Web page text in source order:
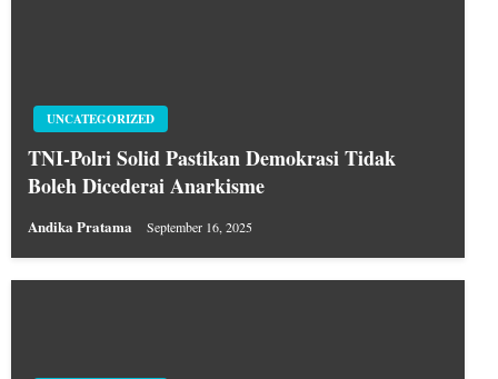
UNCATEGORIZED
TNI-Polri Solid Pastikan Demokrasi Tidak
Boleh Dicederai Anarkisme
Andika Pratama September 16, 2025